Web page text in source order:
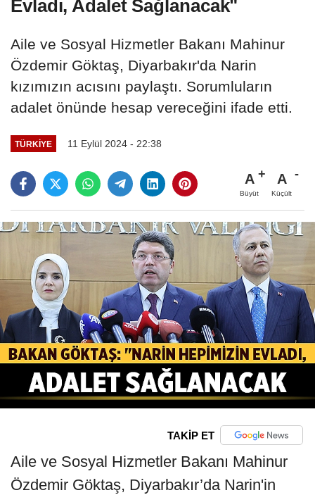
Evladı, Adalet Sağlanacak"
Aile ve Sosyal Hizmetler Bakanı Mahinur
Özdemir Göktaş, Diyarbakır'da Narin
kızımızın acısını paylaştı. Sorumluların
adalet önünde hesap vereceğini ifade etti.
TÜRKIYE 11 Eylül 2024 - 22:38
A
Büyüt
A
Küçült
TAKİP ET
Aile ve Sosyal Hizmetler Bakanı Mahinur
Özdemir Göktaş, Diyarbakır’da Narin'in